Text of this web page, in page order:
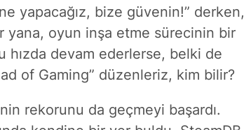
yapacağız, bize güvenin!” derken,
oyun inşa etme sürecinin bir
hızda devam ederlerse, belki de
of Gaming” düzenleriz, kim bilir?
rekorunu da geçmeyi başardı.